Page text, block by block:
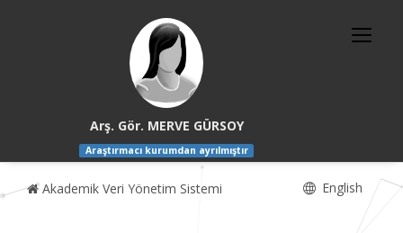
Arş. Gör. MERVE GÜRSOY
Araştırmacı kurumdan ayrılmıştır
Akademik Veri Yönetim Sistemi English